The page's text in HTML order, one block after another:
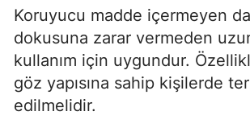
Koruyucu madde içermeyen
dokusuna zarar vermeden
kullanım için uygundur.
göz yapısına sahip kişilerde
edilmelidir.